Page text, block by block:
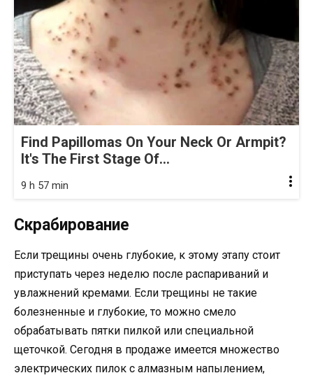
Find Papillomas On Your Neck Or Armpit?
It's The First Stage Of...
9 h 57 min
Скрабирование
Если трещины очень глубокие, к этому этапу стоит
приступать через неделю после распариваний и
увлажнений кремами. Если трещины не такие
болезненные и глубокие, то можно смело
обрабатывать пятки пилкой или специальной
щеточкой. Сегодня в продаже имеется множество
электрических пилок с алмазным напылением,